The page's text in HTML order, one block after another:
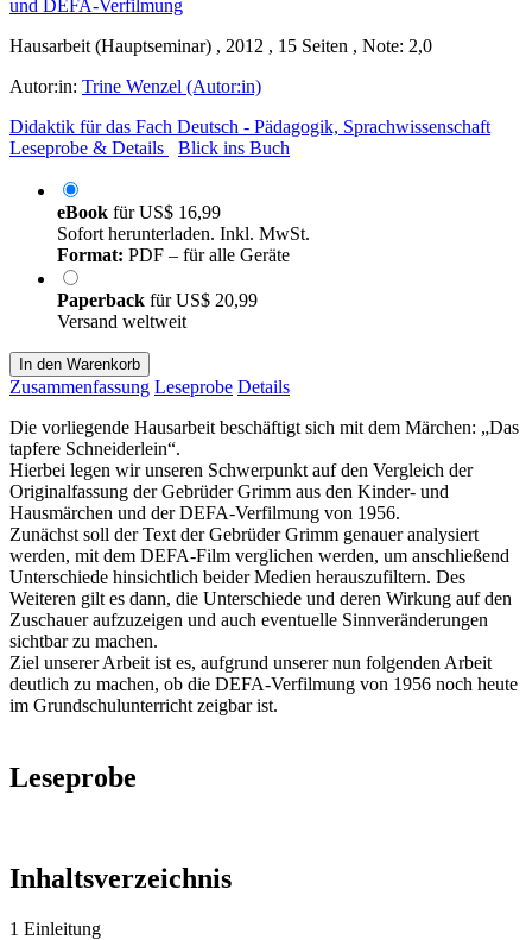
Hausarbeit (Hauptseminar) , 2012 , 15 Seiten , Note: 2,0
Autor:in: Trine Wenzel (Autor:in)
Didaktik für das Fach Deutsch - Pädagogik, Sprachwissenschaft
Leseprobe & Details
Blick ins Buch
eBook fürUS$ 16,99
Sofort herunterladen. Inkl. MwSt.
Format: PDF – für alle Geräte
Paperback fürUS$ 20,99
Versand weltweit
In den Warenkorb
Zusammenfassung Leseprobe Details
Die vorliegende Hausarbeit beschäftigt sich mit dem Märchen: „Das
tapfere Schneiderlein“.
Hierbei legen wir unseren Schwerpunkt auf den Vergleich der
Originalfassung der Gebrüder Grimm aus den Kinder- und
Hausmärchen und der DEFA-Verfilmung von 1956.
Zunächst soll der Text der Gebrüder Grimm genauer analysiert
werden, mit dem DEFA-Film verglichen werden, um anschließend
Unterschiede hinsichtlich beider Medien herauszufiltern. Des
Weiteren gilt es dann, die Unterschiede und deren Wirkung auf den
Zuschauer aufzuzeigen und auch eventuelle Sinnveränderungen
sichtbar zu machen.
Ziel unserer Arbeit ist es, aufgrund unserer nun folgenden Arbeit
deutlich zu machen, ob die DEFA-Verfilmung von 1956 noch heute
im Grundschulunterricht zeigbar ist.
Leseprobe
Inhaltsverzeichnis
1 Einleitung